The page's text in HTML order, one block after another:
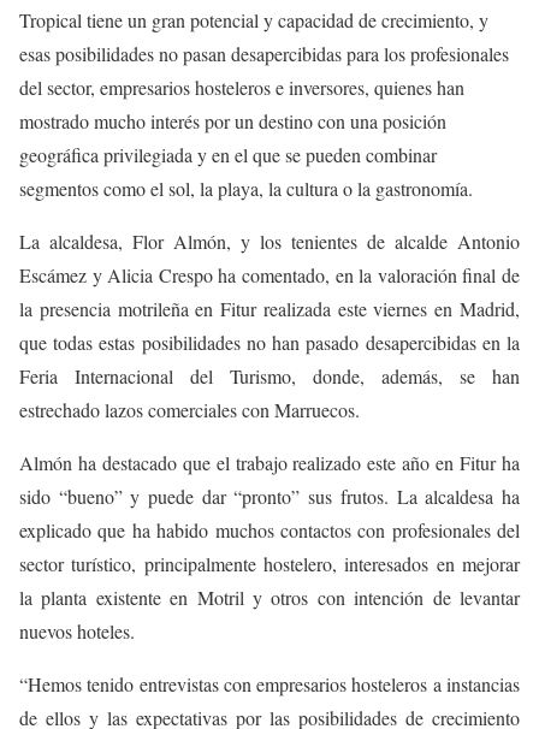
Tropical tiene un gran potencial y capacidad de crecimiento, y
esas posibilidades no pasan desapercibidas para los profesionales
del sector, empresarios hosteleros e inversores, quienes han
mostrado mucho interés por un destino con una posición
geográfica privilegiada y en el que se pueden combinar
segmentos como el sol, la playa, la cultura o la gastronomía.
La alcaldesa, Flor Almón, y los tenientes de alcalde Antonio
Escámez y Alicia Crespo ha comentado, en la valoración final de
la presencia motrileña en Fitur realizada este viernes en Madrid,
que todas estas posibilidades no han pasado desapercibidas en la
Feria Internacional del Turismo, donde, además, se han
estrechado lazos comerciales con Marruecos.
Almón ha destacado que el trabajo realizado este año en Fitur ha
sido “bueno” y puede dar “pronto” sus frutos. La alcaldesa ha
explicado que ha habido muchos contactos con profesionales del
sector turístico, principalmente hostelero, interesados en mejorar
la planta existente en Motril y otros con intención de levantar
nuevos hoteles.
“Hemos tenido entrevistas con empresarios hosteleros a instancias
de ellos y las expectativas por las posibilidades de crecimiento